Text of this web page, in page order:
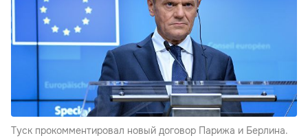
Туск прокомментировал новый договор Парижа и Берлина.